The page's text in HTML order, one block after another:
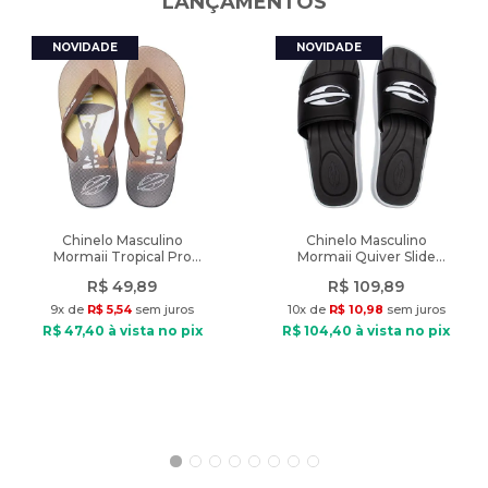
Indicado: Esportivo
Material: Látex, EVA, Poliéster, Nylon e PU
Fechamento: Tiras aderentes
Tecnologias: Starter Resist, Rebound Zone, Classic Cut
Chinelo Masculino
Mormaii Tropical Pro
R$ 49,89
9x de R$ 5,54 sem juros
R$ 47,40 à vista no pix
Chinelo Masculino
Mormaii Quiver Slide
R$ 109,89
10x de R$ 10,98 sem juros
R$ 104,40 à vista no pix